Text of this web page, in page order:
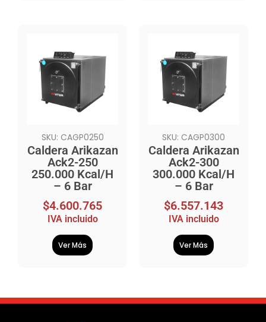
SKU: CAGP0250
Caldera Arikazan
Ack2-250
250.000 Kcal/H
– 6 Bar
$4.600.765
IVA incluido
Ver Más
SKU: CAGP0300
Caldera Arikazan
Ack2-300
300.000 Kcal/H
– 6 Bar
$6.557.143
IVA incluido
Ver Más